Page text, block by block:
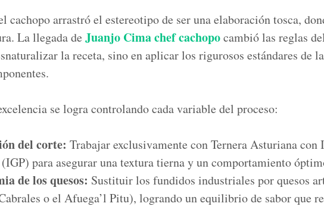
cachopo arrastró el estereotipo de ser una elaboración tosca,
La llegada de Juanjo Cimachef cachopocambió las reglas
la receta, sino en aplicar los rigurosos estándares de
se logra controlando cada variable del proceso:
del corte: Trabajar exclusivamente con Ternera Asturiana
para asegurar una textura tierna y un comportamiento
de los quesos: Sustituir los fundidos industriales por quesos
o el Afuega’l Pitu), logrando un equilibrio de sabor que